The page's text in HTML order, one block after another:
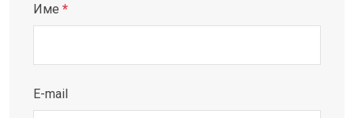
Име *
E-mail